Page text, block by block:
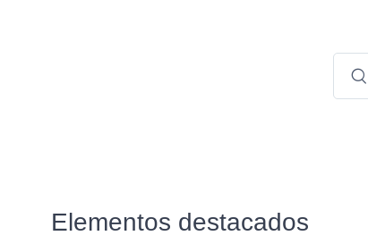
Elementos destacados